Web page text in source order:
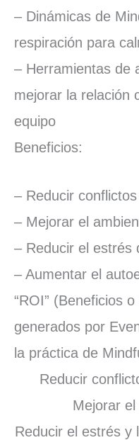
– Dinámicas de
respiración para
– Herramientas de
mejorar la relación
equipo
Beneficios:
– Reducir
– Mejorar el
– Reducir el estrés
– Aumentar el
“ROI” (Beneficios
generados por
la práctica de
Reducir
Mejorar
Reducir el estrés y